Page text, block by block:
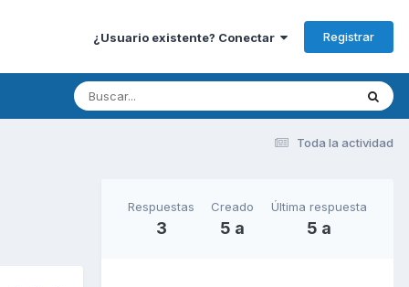
¿Usuario existente? Conectar Registrar
Toda la actividad
Respuestas
3
Creado
5 a
Última respuesta
5 a